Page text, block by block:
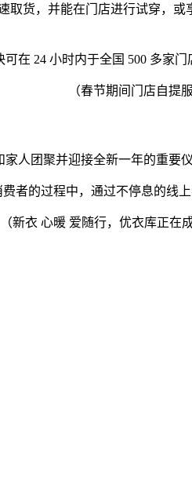
取货，并能在门店进行试穿，
在 24 小时内于全国 500 多家
（春节期间门店自提
人团聚并迎接全新一年的重要
者的过程中，通过不停息的线
（新衣 心暖 爱随行，优衣库正在